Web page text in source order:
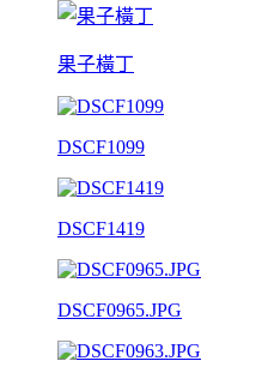
果子橫丁
DSCF1099
DSCF1419
DSCF0965.JPG